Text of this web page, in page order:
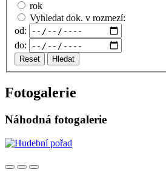
rok
Vyhledat dok. v rozmezí:
od:
do:
Reset Hledat
Fotogalerie
Náhodná fotogalerie